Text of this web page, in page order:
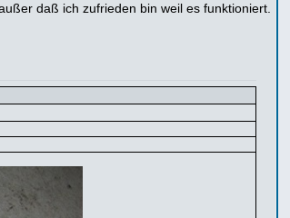
daß ich zufrieden bin weil es funktioniert.